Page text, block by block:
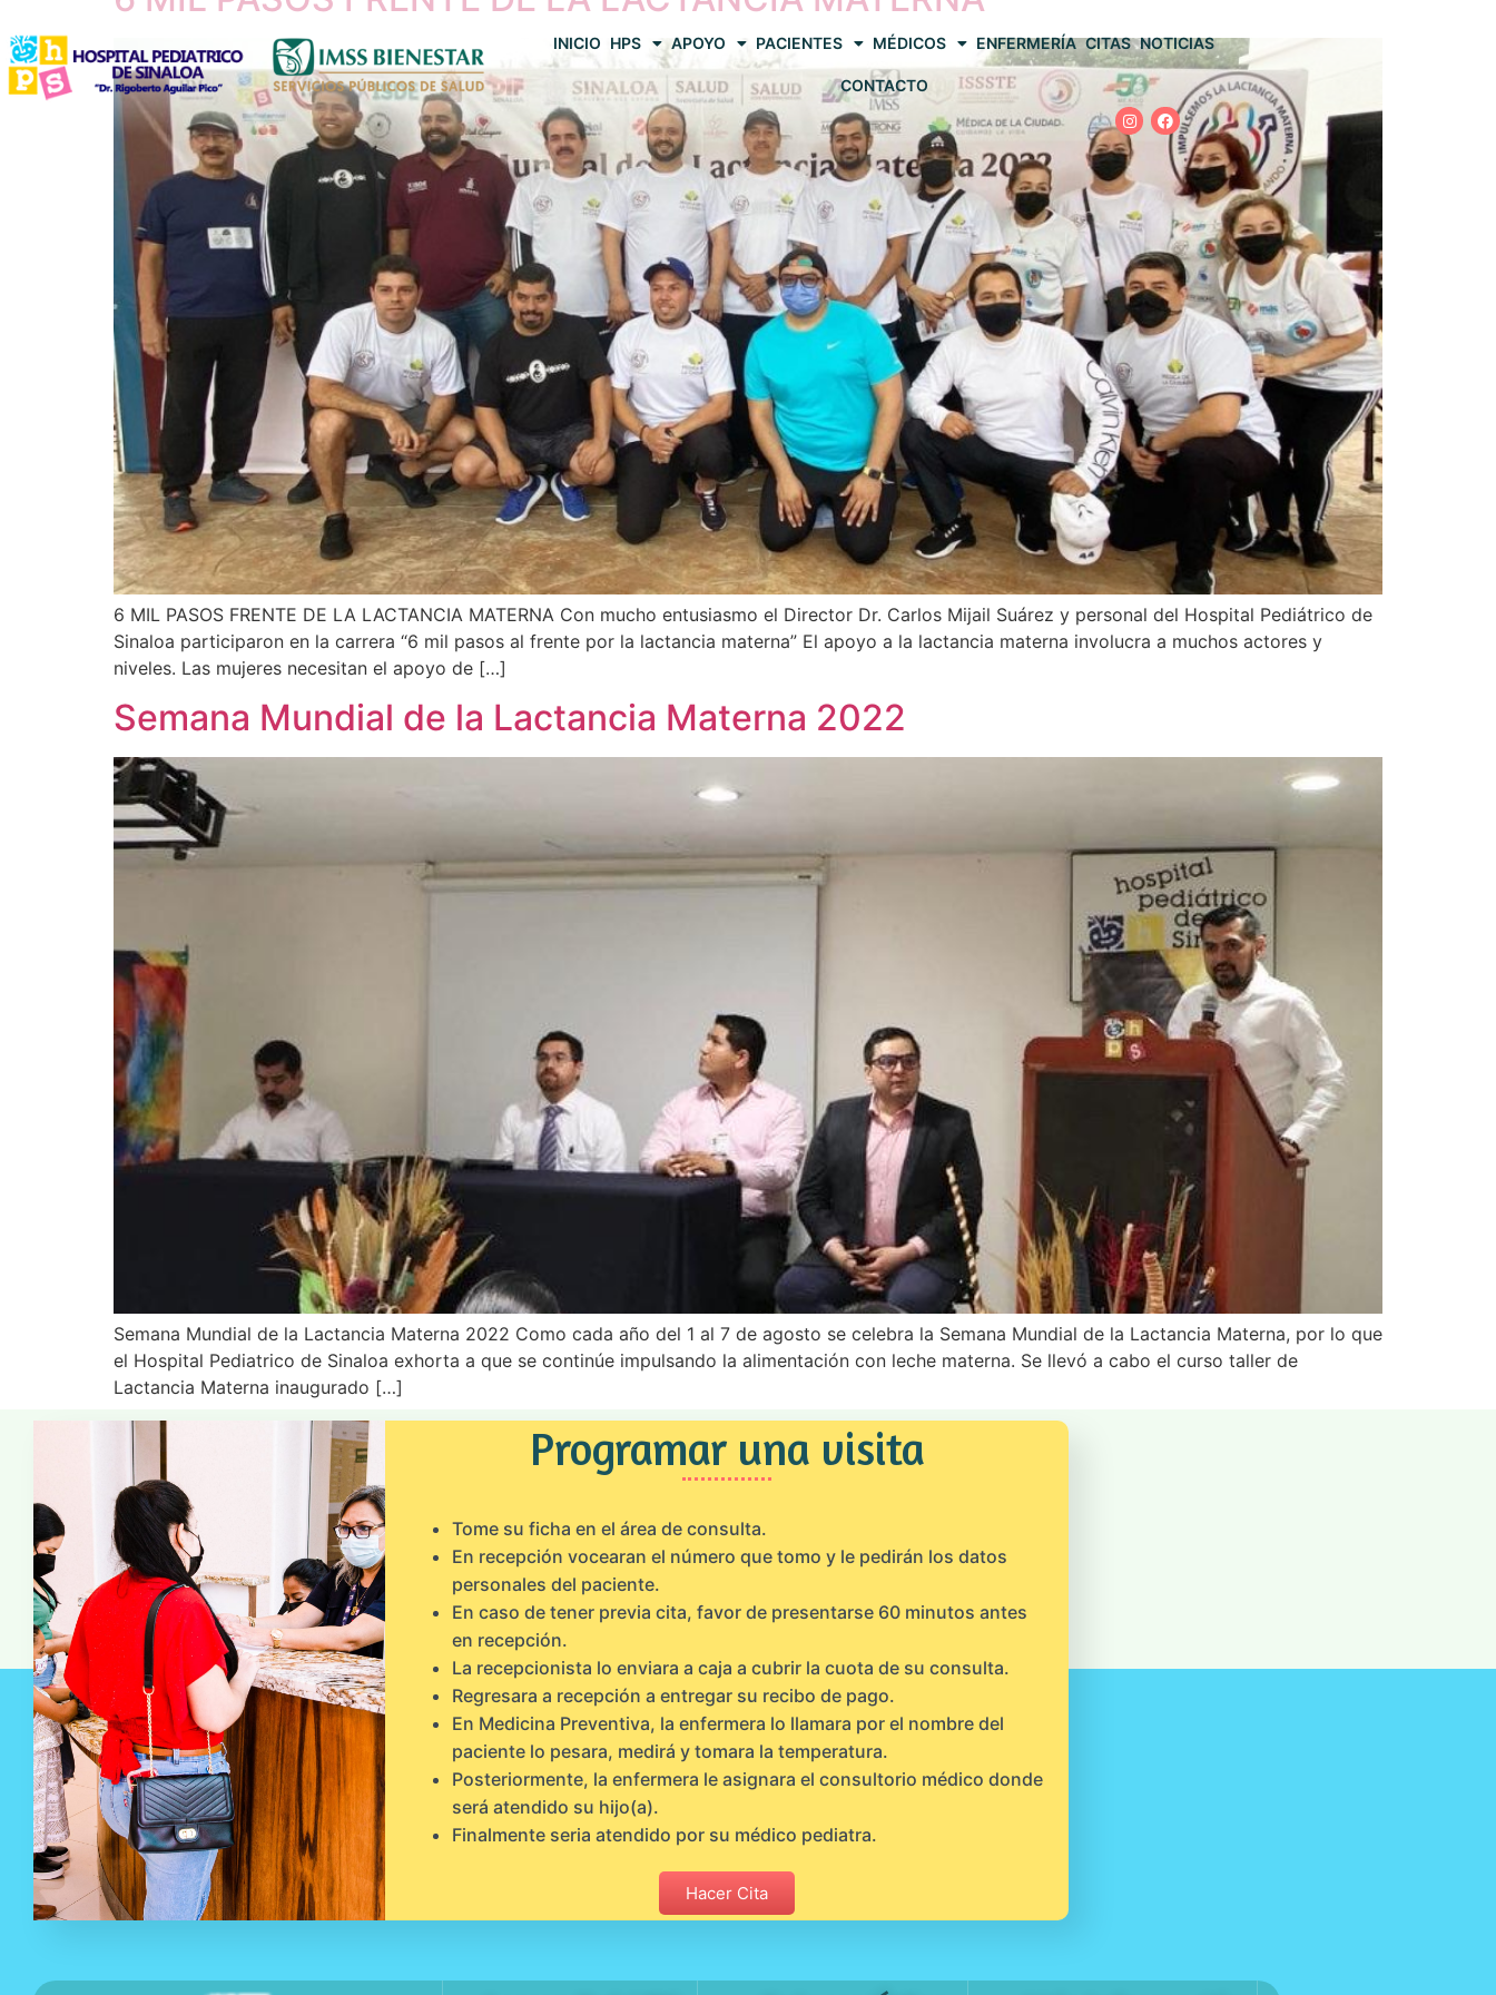
INICIO HPS APOYO PACIENTES MÉDICOS ENFERMERÍA CITAS NOTICIAS
CONTACTO
6 MIL PASOS FRENTE DE LA LACTANCIA MATERNA Con mucho entusiasmo el Director Dr. Carlos Mijail Suárez y personal del Hospital Pediátrico de
Sinaloa participaron en la carrera “6 mil pasos al frente por la lactancia materna” El apoyo a la lactancia materna involucra a muchos actores y
niveles. Las mujeres necesitan el apoyo de […]
Semana Mundial de la Lactancia Materna 2022
Semana Mundial de la Lactancia Materna 2022 Como cada año del 1 al 7 de agosto se celebra la Semana Mundial de la Lactancia Materna, por lo que
el Hospital Pediatrico de Sinaloa exhorta a que se continúe impulsando la alimentación con leche materna. Se llevó a cabo el curso taller de
Lactancia Materna inaugurado […]
Programar una visita
Tome su ficha en el área de consulta.
En recepción vocearan el número que tomo y le pedirán los datos
personales del paciente.
En caso de tener previa cita, favor de presentarse 60 minutos antes
en recepción.
La recepcionista lo enviara a caja a cubrir la cuota de su consulta.
Regresara a recepción a entregar su recibo de pago.
En Medicina Preventiva, la enfermera lo llamara por el nombre del
paciente lo pesara, medirá y tomara la temperatura.
Posteriormente, la enfermera le asignara el consultorio médico donde
será atendido su hijo(a).
Finalmente seria atendido por su médico pediatra.
Hacer Cita